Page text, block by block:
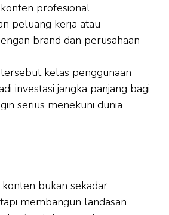
profesional
peluang kerja atau
brand dan perusahaan
kelas penggunaan
investasi jangka panjang bagi
serius menekuni dunia
bukan sekadar
membangun landasan